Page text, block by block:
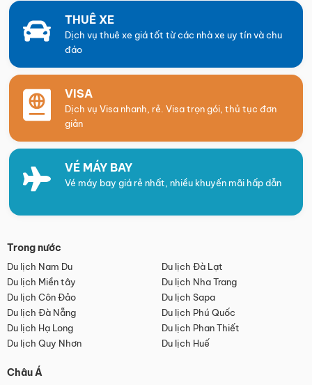
THUÊ XE
Dịch vụ thuê xe giá tốt từ các nhà xe uy tín và chu
đáo
VISA
Dịch vụ Visa nhanh, rẻ. Visa trọn gói, thủ tục đơn
giản
VÉ MÁY BAY
Vé máy bay giá rẻ nhất, nhiều khuyến mãi hấp dẫn
Trong nước
Du lịch Nam Du
Du lịch Đà Lạt
Du lịch Miền tây
Du lịch Nha Trang
Du lịch Côn Đảo
Du lịch Sapa
Du lịch Đà Nẵng
Du lịch Phú Quốc
Du lịch Hạ Long
Du lịch Phan Thiết
Du lịch Quy Nhơn
Du lịch Huế
Châu Á